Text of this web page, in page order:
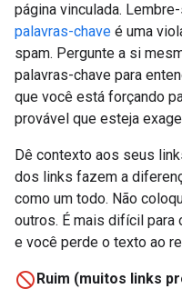
página vinculada.
palavras-chave é uma
spam. Pergunte a si
palavras-chave para
que você está forçando
provável que esteja
Dê contexto aos seus
dos links fazem a
como um todo. Não
outros. É mais difícil
e você perde o texto ao
Ruim (muitos links